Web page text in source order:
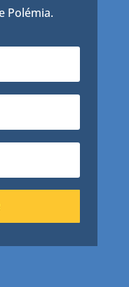
Polémia.